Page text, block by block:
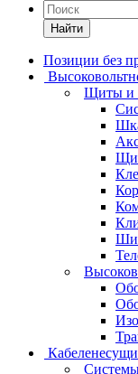
Найти
Позиции без
Щиты и